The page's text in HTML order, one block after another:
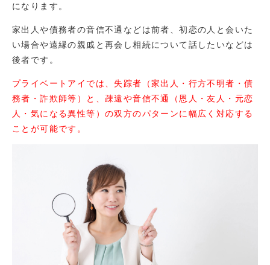
になります。
家出人や債務者の音信不通などは前者、初恋の人と会いた
い場合や遠縁の親戚と再会し相続について話したいなどは
後者です。
プライベートアイでは、失踪者（家出人・行方不明者・債
務者・詐欺師等）と、疎遠や音信不通（恩人・友人・元恋
人・気になる異性等）の双方のパターンに幅広く対応する
ことが可能です。